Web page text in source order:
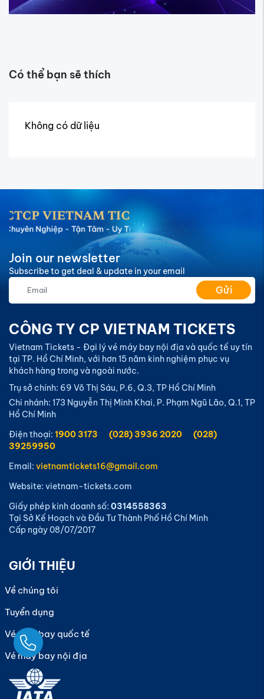
Có thể bạn sẽ thích
Không có dữ liệu
Join our newsletter
Subscribe to get deal & update in your email
Gửi
CÔNG TY CP VIETNAM TICKETS
Vietnam Tickets - Đại lý vé máy bay nội địa và quốc tế uy tín
tại TP. Hồ Chí Minh, với hơn 15 năm kinh nghiệm phục vụ
khách hàng trong và ngoài nước.
Trụ sở chính: 69 Võ Thị Sáu, P.6, Q.3, TP Hồ Chí Minh
Chi nhánh: 173 Nguyễn Thị Minh Khai, P. Phạm Ngũ Lão, Q.1, TP
Hồ Chí Minh
Điện thoại: 1900 3173 (028) 3936 2020
(028)
39259950
Email: vietnamtickets16@gmail.com
Website: vietnam-tickets.com
Giấy phép kinh doanh số: 0314558363
Tại Sở Kế Hoạch và Đầu Tư Thành Phố Hồ Chí Minh
Cấp ngày 08/07/2017
GIỚI THIỆU
Về chúng tôi
Tuyển dụng
Vé máy bay quốc tế
Vé máy bay nội địa